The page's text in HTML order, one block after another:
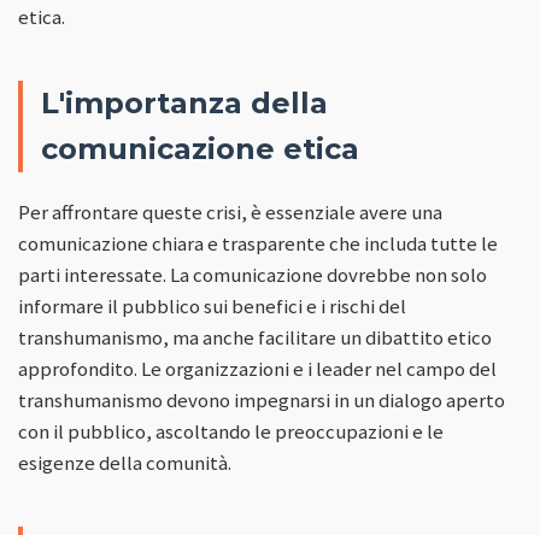
etica.
L'importanza della
comunicazione etica
Per affrontare queste crisi, è essenziale avere una
comunicazione chiara e trasparente che includa tutte le
parti interessate. La comunicazione dovrebbe non solo
informare il pubblico sui benefici e i rischi del
transhumanismo, ma anche facilitare un dibattito etico
approfondito. Le organizzazioni e i leader nel campo del
transhumanismo devono impegnarsi in un dialogo aperto
con il pubblico, ascoltando le preoccupazioni e le
esigenze della comunità.